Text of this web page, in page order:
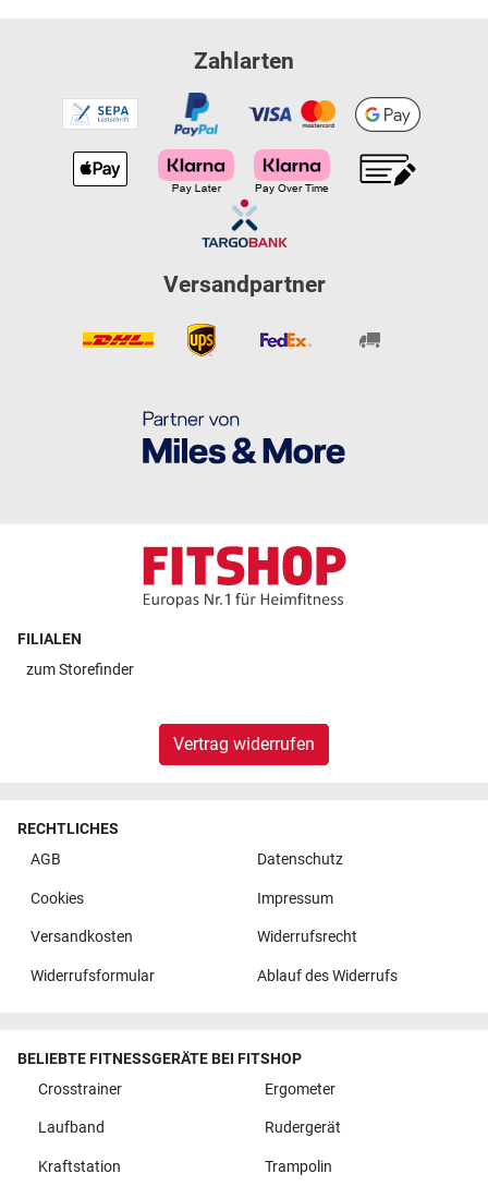
Zahlarten
Versandpartner
FILIALEN
zumStorefinder
Vertrag widerrufen
RECHTLICHES
AGB
Datenschutz
Cookies Impressum
Versandkosten Widerrufsrecht
Widerrufsformular Ablauf des Widerrufs
BELIEBTE FITNESSGERÄTE BEI FITSHOP
Crosstrainer
Ergometer
Laufband Rudergerät
Kraftstation Trampolin